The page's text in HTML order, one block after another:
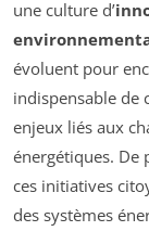
une culture d’
évoluent pour
indispensable de
enjeux liés aux
énergétiques. De
ces initiatives
des systèmes